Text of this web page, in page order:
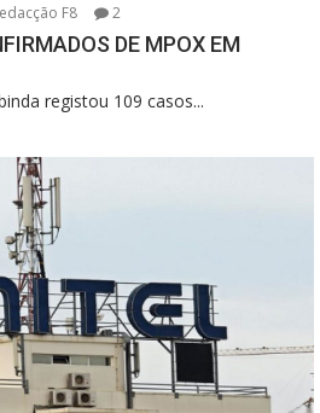
F8 2
DE MPOX EM
registou 109 casos...